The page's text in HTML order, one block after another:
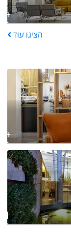
הציגו עוד
621